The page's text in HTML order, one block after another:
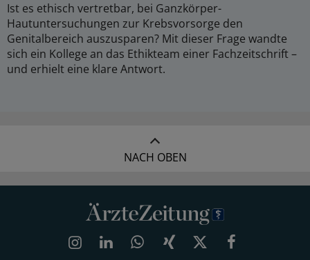
Ist es ethisch vertretbar, bei Ganzkörper-
Hautuntersuchungen zur Krebsvorsorge den
Genitalbereich auszusparen? Mit dieser Frage wandte
sich ein Kollege an das Ethikteam einer Fachzeitschrift –
und erhielt eine klare Antwort.
NACH OBEN